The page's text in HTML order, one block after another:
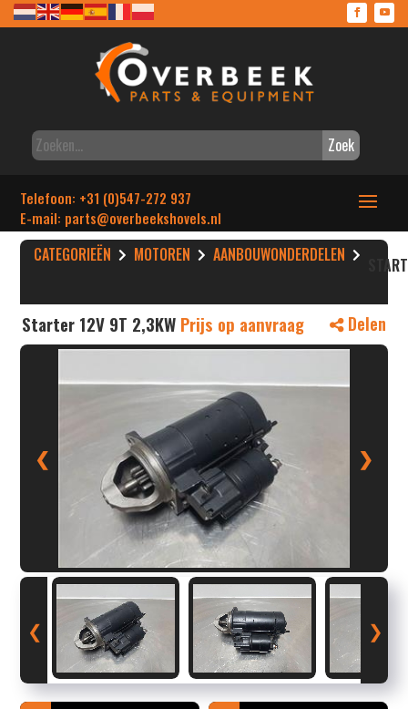
Zoek
Telefoon: +31 (0)547-272 937
E-mail: parts@overbeekshovels.nl
CATEGORIEËN MOTOREN AANBOUWONDERDELEN
Starter 12V 9T 2,3KW Prijs op aanvraag Delen
❮ ❯
❮ ❯